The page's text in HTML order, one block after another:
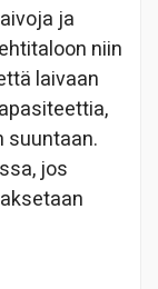
ja
niin
laivaan
suuntaan.
jos